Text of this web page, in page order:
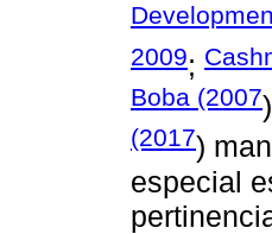
2009;
Boba (2007
(2017)
especial